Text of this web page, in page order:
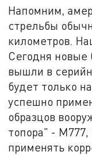
Напомним,
стрельбы
километров.
Сегодня новые
вышли в
будет только
успешно
образцов
топора" - М777,
применять